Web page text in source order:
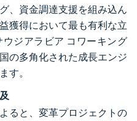
、資金調達支援を組み込ん
獲得において最も有利な立
ジアラビア コワーキング
の多角化された成長エンジ
す。
ると、変革プロジェクトの